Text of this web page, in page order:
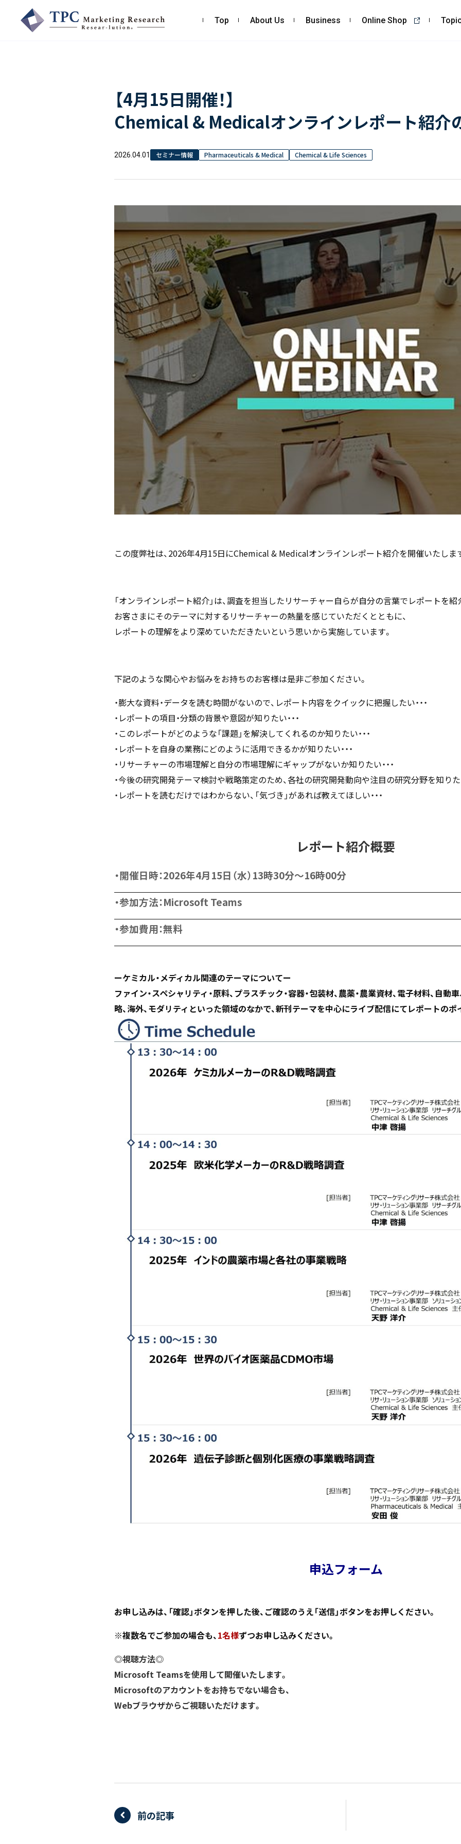
Top About Us Business Online Shop
大阪市西区新町2-4-2 なにわ筋SIAビル［
Map
TEL 06-6538-5358（代表）
お問い合わせ・お見積り
Mail form
［ 24時間受付中 ］
電話で相談する
06-6538-5358
［ 9:00-17:00 土日祝除く ］
私たちの強み
会社概要・沿革
CSR
- 市場調査
- アンケート調査
- クイックリサーチ
自主企画調査
Topics
ALL
お知らせ
Newsletter
インタビュー
セミナー情報
TPCジャーナル
Recruit
採用TOP
- 求める人物像
- 人事育成システム
- 先輩社員の声
- エントリー一覧
- TPCでの働き方
【4月15日開催！】
Chemical & Medicalオンラインレポート紹介
2026.04.01 セミナー情報 Pharmaceuticals & Medical Chemical & Life Sciences
この度弊社は、2026年4月15日にChemical & Medicalオンラインレポート紹介を開催いたしま
「オンラインレポート紹介」は、調査を担当したリサーチャー自らが自分の言葉でレポートを紹
お客さまにそのテーマに対するリサーチャーの熱量を感じていただくとともに、
レポートの理解をより深めていただきたいという思いから実施しています。
下記のような関心やお悩みをお持ちのお客様は是非ご参加ください。
・膨大な資料・データを読む時間がないので、レポート内容をクイックに把握したい・・・
・レポートの項目・分類の背景や意図が知りたい・・・
・このレポートがどのような「課題」を解決してくれるのか知りたい・・・
・レポートを自身の業務にどのように活用できるかが知りたい・・・
・リサーチャーの市場理解と自分の市場理解にギャップがないか知りたい・・・
・今後の研究開発テーマ検討や戦略策定のため、各社の研究開発動向や注目の研究分野を知り
・レポートを読むだけではわからない、「気づき」があれば教えてほしい・・・
レポート紹介概要
・開催日時：2026年4月15日（水）13時30分～16時00分
・参加方法：Microsoft Teams
・参加費用：無料
ーケミカル・メディカル関連のテーマについてー
ファイン・スペシャリティ・原料、プラスチック・容器・包装材、農薬・農業資材、電子材料、自動
略、海外、モダリティといった領域のなかで、新刊テーマを中心にライブ配信にてレポートの
申込フォーム
お申し込みは、「確認」ボタンを押した後、ご確認のうえ「送信」ボタンをお押しください。
※複数名でご参加の場合も、1名様ずつお申し込みください。
◎視聴方法◎
Microsoft Teamsを使用して開催いたします。
Microsoftのアカウントをお持ちでない場合も、
Webブラウザからご視聴いただけます。
前の記事